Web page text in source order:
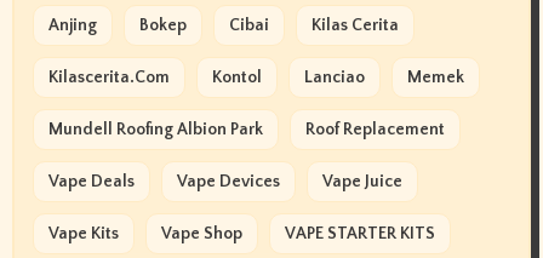
Anjing Bokep Cibai Kilas Cerita
Kilascerita.com Kontol Lanciao Memek
Mundell Roofing Albion Park Roof Replacement
Vape Deals Vape Devices Vape Juice
Vape Kits Vape Shop VAPE STARTER KITS